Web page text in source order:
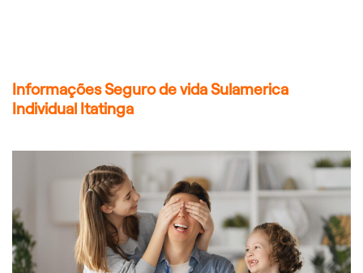
Informações Seguro de vida Sulamerica
Individual Itatinga